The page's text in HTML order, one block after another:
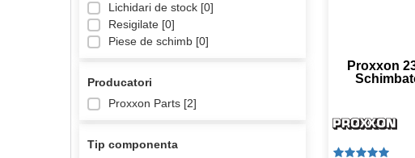
Lichidari de stock [0]
Resigilate [0]
Piese de schimb [0]
Producatori
Proxxon Parts [2]
Tip componenta
Proxxon